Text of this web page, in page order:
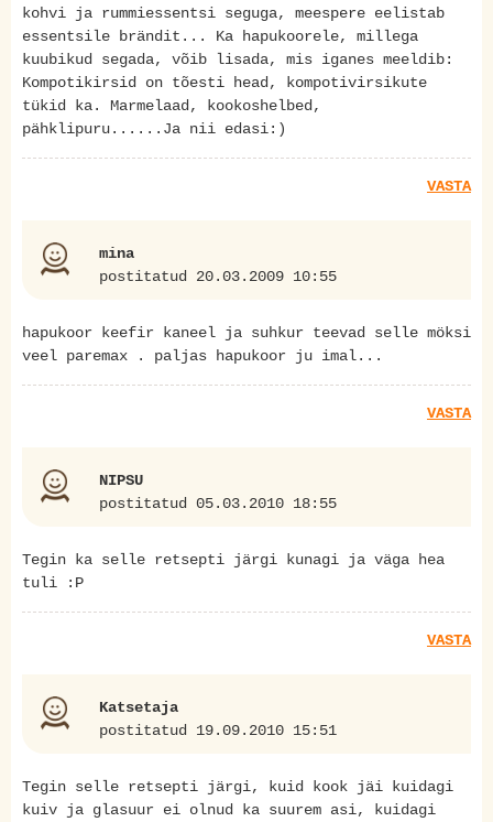
kohvi ja rummiessentsi seguga, meespere eelistab
essentsile brändit... Ka hapukoorele, millega
kuubikud segada, võib lisada, mis iganes meeldib:
Kompotikirsid on tõesti head, kompotivirsikute
tükid ka. Marmelaad, kookoshelbed,
pähklipuru......Ja nii edasi:)
VASTA
mina
postitatud 20.03.2009 10:55
hapukoor keefir kaneel ja suhkur teevad selle möksi
veel paremax . paljas hapukoor ju imal...
VASTA
NIPSU
postitatud 05.03.2010 18:55
Tegin ka selle retsepti järgi kunagi ja väga hea
tuli :P
VASTA
Katsetaja
postitatud 19.09.2010 15:51
Tegin selle retsepti järgi, kuid kook jäi kuidagi
kuiv ja glasuur ei olnud ka suurem asi, kuidagi